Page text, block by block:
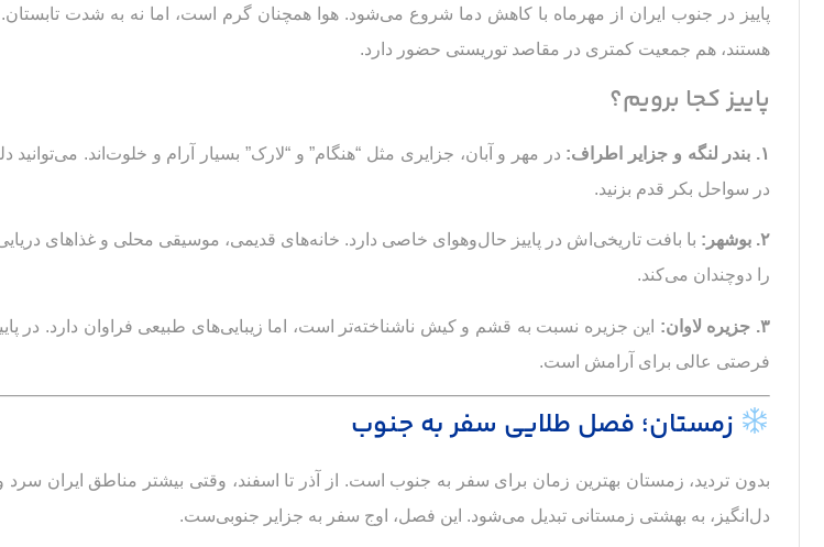
پاییز در جنوب ایران از مهرماه با کاهش دما شروع می‌شود. هوا همچنان گرم است، اما نه به شدت
هستند، هم جمعیت کمتری در مقاصد توریستی حضور دارد.
پاییز کجا برویم؟
۱. بندر لنگه و جزایر اطراف:
در مهر و آبان، جزایری مثل “هنگام” و “لارک” بسیار آرام و خلوت‌اند. می‌توانید
در سواحل بکر قدم بزنید.
۲. بوشهر:
با بافت تاریخی‌اش در پاییز حال‌وهوای خاصی دارد. خانه‌های قدیمی، موسیقی محلی و غذاهای
را دوچندان می‌کند.
۳. جزیره لاوان:
این جزیره نسبت به قشم و کیش ناشناخته‌تر است، اما زیبایی‌های طبیعی فراوان دارد. در
فرصتی عالی برای آرامش است.
زمستان؛ فصل طلایی سفر به جنوب
بدون تردید، زمستان بهترین زمان برای سفر به جنوب است. از آذر تا اسفند، وقتی بیشتر مناطق ایران سرد
دل‌انگیز، به بهشتی زمستانی تبدیل می‌شود. این فصل، اوج سفر به جزایر جنوبی‌ست.